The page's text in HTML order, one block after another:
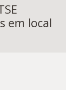
em local